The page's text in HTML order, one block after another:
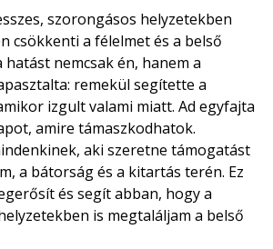
szorongásos helyzetekben
csökkenti a félelmet és a belső
hatást nemcsak én, hanem a
remekül segítette a
izgult valami miatt. Ad egyfajta
amire támaszkodhatok.
aki szeretne támogatást
a bátorság és a kitartás terén. Ez
és segít abban, hogy a
is megtaláljam a belső